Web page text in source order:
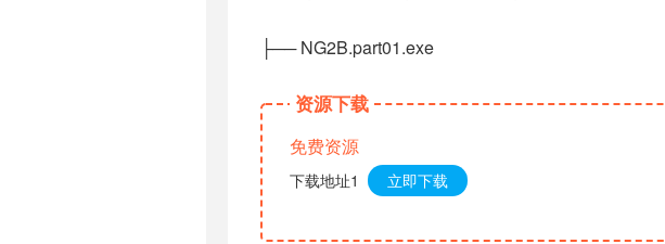
├── NG2B.part01.exe
资源下载
免费资源
下载地址1 立即下载